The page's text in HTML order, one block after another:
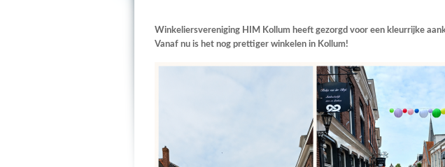
Winkeliersvereniging HIM Kollum heeft gezorgd voor een kleurrijke
Vanaf nu is het nog prettiger winkelen in Kollum!